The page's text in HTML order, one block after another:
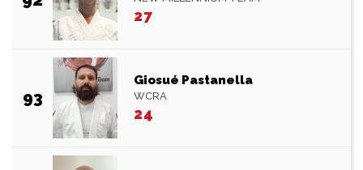
27
93
Giosué Pastanella
WCRA
24